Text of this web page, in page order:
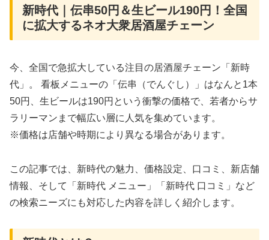
新時代｜伝串50円＆生ビール190円！全国
に拡大するネオ大衆居酒屋チェーン
今、全国で急拡大している注目の居酒屋チェーン「新時
代」。 看板メニューの「伝串（でんぐし）」はなんと1本
50円、生ビールは190円という衝撃の価格で、若者からサ
ラリーマンまで幅広い層に人気を集めています。
※価格は店舗や時期により異なる場合があります。
この記事では、新時代の魅力、価格設定、口コミ、新店舗
情報、そして「新時代 メニュー」「新時代 口コミ」など
の検索ニーズにも対応した内容を詳しく紹介します。